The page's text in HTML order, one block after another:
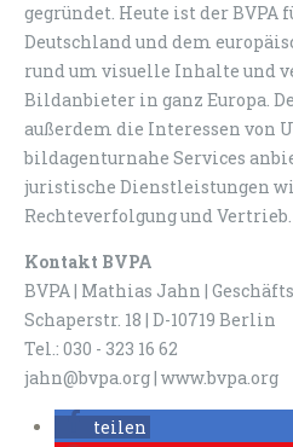
gegründet. Heute ist der
Deutschland und dem
rund um visuelle Inhalte und
Bildanbieter in ganz Europa.
außerdem die Interessen von
bildagenturnahe Services
juristische Dienstleistungen
Rechteverfolgung und Vertrieb.
Kontakt BVPA
BVPA | Mathias Jahn |
Schaperstr. 18 | D-10719 Berlin
Tel.: 030 - 323 16 62
jahn@bvpa.org | www.bvpa.org
teilen